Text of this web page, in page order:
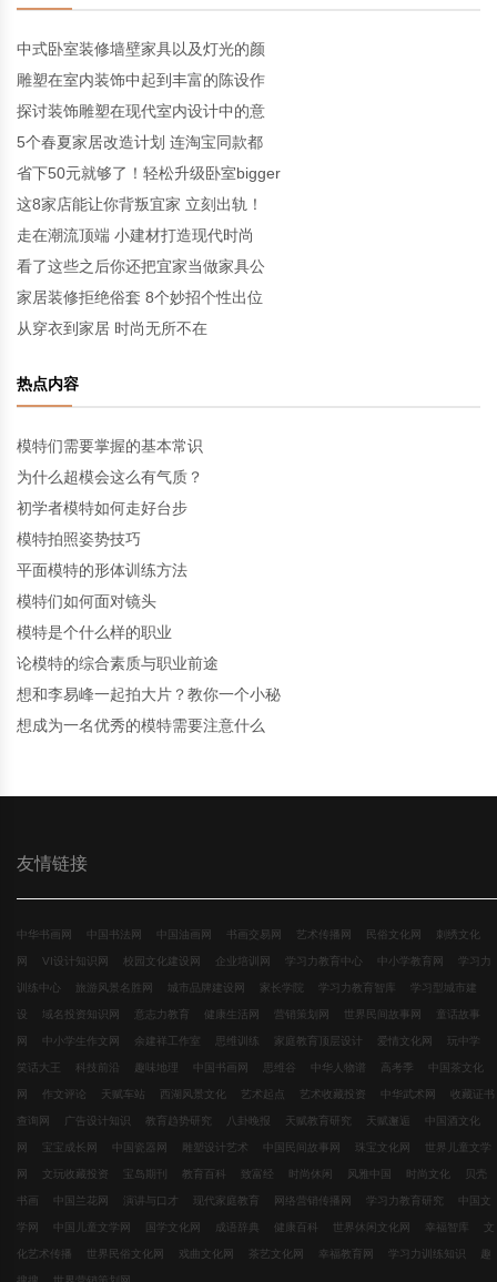
中式卧室装修墙壁家具以及灯光的颜
雕塑在室内装饰中起到丰富的陈设作
探讨装饰雕塑在现代室内设计中的意
5个春夏家居改造计划 连淘宝同款都
省下50元就够了！轻松升级卧室bigger
这8家店能让你背叛宜家 立刻出轨！
走在潮流顶端 小建材打造现代时尚
看了这些之后你还把宜家当做家具公
家居装修拒绝俗套 8个妙招个性出位
从穿衣到家居 时尚无所不在
热点内容
模特们需要掌握的基本常识
为什么超模会这么有气质？
初学者模特如何走好台步
模特拍照姿势技巧
平面模特的形体训练方法
模特们如何面对镜头
模特是个什么样的职业
论模特的综合素质与职业前途
想和李易峰一起拍大片？教你一个小秘
想成为一名优秀的模特需要注意什么
友情链接
中华书画网 中国书法网 中国油画网 书画交易网 艺术传播网 民俗文化网 刺绣文化
网 VI设计知识网 校园文化建设网 企业培训网 学习力教育中心 中小学教育网 学习力
训练中心 旅游风景名胜网 城市品牌建设网 家长学院 学习力教育智库 学习型城市建
设 域名投资知识网 意志力教育 健康生活网 营销策划网 世界民间故事网 童话故事
网 中小学生作文网 余建祥工作室 思维训练 家庭教育顶层设计 爱情文化网 玩中学
笑话大王 科技前沿 趣味地理 中国书画网 思维谷 中华人物谱 高考季 中国茶文化
网 作文评论 天赋车站 西湖风景文化 艺术起点 艺术收藏投资 中华武术网 收藏证书
查询网 广告设计知识 教育趋势研究 八卦晚报 天赋教育研究 天赋邂逅 中国酒文化
网 宝宝成长网 中国瓷器网 雕塑设计艺术 中国民间故事网 珠宝文化网 世界儿童文学
网 文玩收藏投资 宝岛期刊 教育百科 致富经 时尚休闲 风雅中国 时尚文化 贝壳
书画 中国兰花网 演讲与口才 现代家庭教育 网络营销传播网 学习力教育研究 中国文
学网 中国儿童文学网 国学文化网 成语辞典 健康百科 世界休闲文化网 幸福智库 文
化艺术传播 世界民俗文化网 戏曲文化网 茶艺文化网 幸福教育网 学习力训练知识 趣